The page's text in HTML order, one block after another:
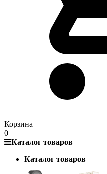
Корзина
0
Каталог товаров
Каталог товаров